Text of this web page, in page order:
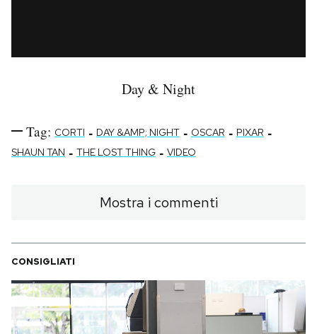
Day & Night
Tag: CORTI - DAY &AMP; NIGHT - OSCAR - PIXAR -
SHAUN TAN - THE LOST THING - VIDEO
Mostra i commenti
CONSIGLIATI